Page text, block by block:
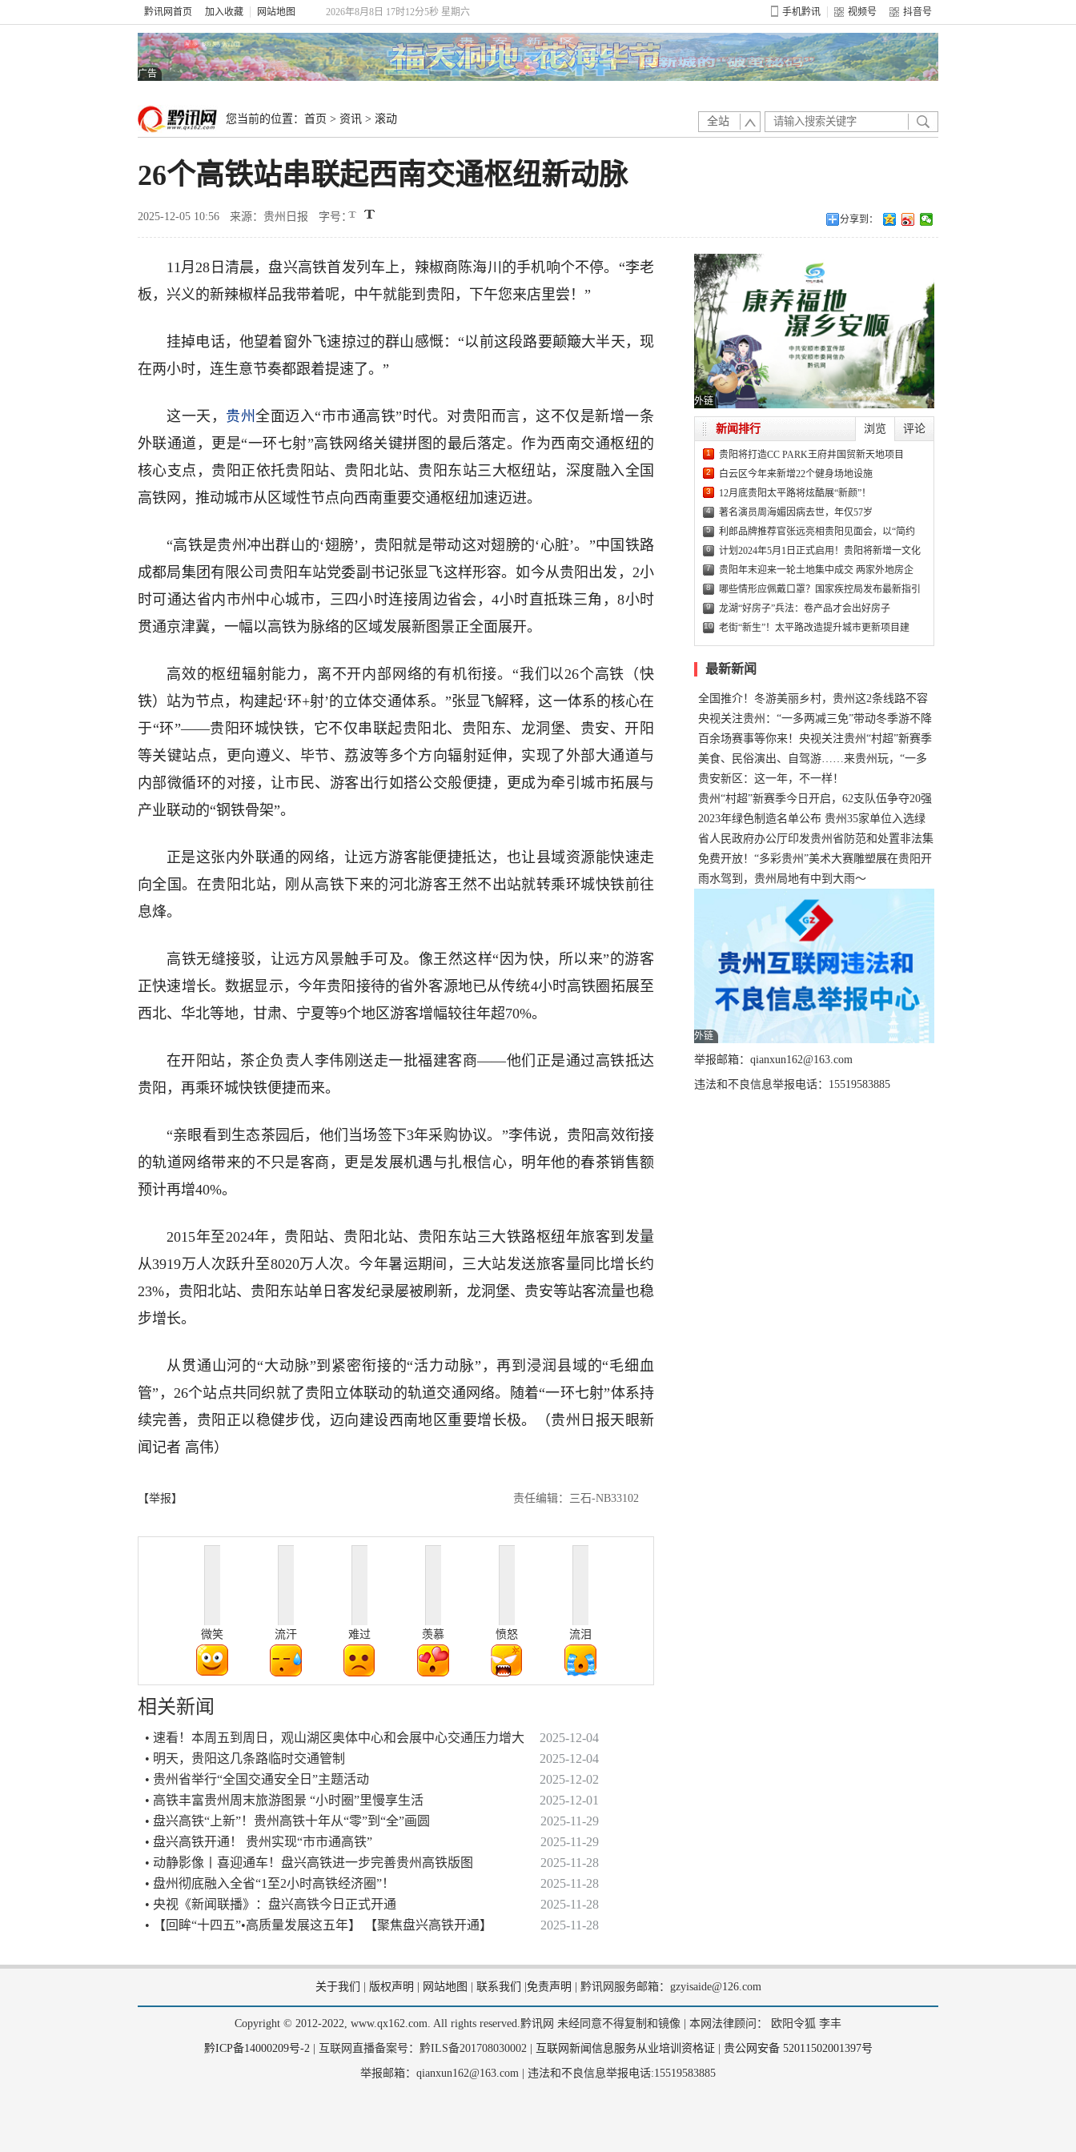
黔讯网首页 加入收藏 网站地图 2026年8月8日 17时12分5秒 星期六 手机黔讯 视频号 抖音号
广告
您当前的位置： 首页 > 资讯 > 滚动 全站
26个高铁站串联起西南交通枢纽新动脉
2025-12-05 10:56 来源：贵州日报 字号： 分享到：
11月28日清晨，盘兴高铁首发列车上，辣椒商陈海川的手机响个不停。“李老
板，兴义的新辣椒样品我带着呢，中午就能到贵阳，下午您来店里尝！”
挂掉电话，他望着窗外飞速掠过的群山感慨：“以前这段路要颠簸大半天，现
在两小时，连生意节奏都跟着提速了。”
这一天， 贵州全面迈入“市市通高铁”时代。对贵阳而言，这不仅是新增一条
外联通道，更是“一环七射”高铁网络关键拼图的最后落定。作为西南交通枢纽的
核心支点，贵阳正依托贵阳站、贵阳北站、贵阳东站三大枢纽站，深度融入全国
高铁网，推动城市从区域性节点向西南重要交通枢纽加速迈进。
“高铁是贵州冲出群山的‘翅膀’，贵阳就是带动这对翅膀的‘心脏’。”中国铁路
成都局集团有限公司贵阳车站党委副书记张显飞这样形容。如今从贵阳出发，2小
时可通达省内市州中心城市，三四小时连接周边省会，4小时直抵珠三角，8小时
贯通京津冀，一幅以高铁为脉络的区域发展新图景正全面展开。
高效的枢纽辐射能力，离不开内部网络的有机衔接。“我们以26个高铁（快
铁）站为节点，构建起‘环+射’的立体交通体系。”张显飞解释，这一体系的核心在
于“环”——贵阳环城快铁，它不仅串联起贵阳北、贵阳东、龙洞堡、贵安、开阳
等关键站点，更向遵义、毕节、荔波等多个方向辐射延伸，实现了外部大通道与
内部微循环的对接，让市民、游客出行如搭公交般便捷，更成为牵引城市拓展与
产业联动的“钢铁骨架”。
正是这张内外联通的网络，让远方游客能便捷抵达，也让县域资源能快速走
向全国。在贵阳北站，刚从高铁下来的河北游客王然不出站就转乘环城快铁前往
息烽。
高铁无缝接驳，让远方风景触手可及。像王然这样“因为快，所以来”的游客
正快速增长。数据显示，今年贵阳接待的省外客源地已从传统4小时高铁圈拓展至
西北、华北等地，甘肃、宁夏等9个地区游客增幅较往年超70%。
在开阳站，茶企负责人李伟刚送走一批福建客商——他们正是通过高铁抵达
贵阳，再乘环城快铁便捷而来。
“亲眼看到生态茶园后，他们当场签下3年采购协议。”李伟说，贵阳高效衔接
的轨道网络带来的不只是客商，更是发展机遇与扎根信心，明年他的春茶销售额
预计再增40%。
2015年至2024年，贵阳站、贵阳北站、贵阳东站三大铁路枢纽年旅客到发量
从3919万人次跃升至8020万人次。今年暑运期间，三大站发送旅客量同比增长约
23%，贵阳北站、贵阳东站单日客发纪录屡被刷新，龙洞堡、贵安等站客流量也稳
步增长。
从贯通山河的“大动脉”到紧密衔接的“活力动脉”，再到浸润县域的“毛细血
管”，26个站点共同织就了贵阳立体联动的轨道交通网络。随着“一环七射”体系持
续完善，贵阳正以稳健步伐，迈向建设西南地区重要增长极。（贵州日报天眼新
闻记者 高伟）
【举报】 责任编辑：三石-NB33102
微笑 流汗 难过 羡慕 愤怒 流泪
相关新闻
• 速看！本周五到周日，观山湖区奥体中心和会展中心交通压力增大
2025-12-04
• 明天，贵阳这几条路临时交通管制
2025-12-04
• 贵州省举行“全国交通安全日”主题活动
2025-12-02
• 高铁丰富贵州周末旅游图景 “小时圈”里慢享生活
2025-12-01
• 盘兴高铁“上新”！贵州高铁十年从“零”到“全”画圆
2025-11-29
• 盘兴高铁开通！ 贵州实现“市市通高铁”
2025-11-29
• 动静影像丨喜迎通车！盘兴高铁进一步完善贵州高铁版图
2025-11-28
• 盘州彻底融入全省“1至2小时高铁经济圈”！
2025-11-28
• 央视《新闻联播》：盘兴高铁今日正式开通
2025-11-28
• 【回眸“十四五”•高质量发展这五年】 【聚焦盘兴高铁开通】
2025-11-28
外链
浏览 评论
新闻排行
1 贵阳将打造CC PARK王府井国贸新天地项目
2 白云区今年来新增22个健身场地设施
3 12月底贵阳太平路将炫酷展“新颜”！
4 著名演员周海媚因病去世，年仅57岁
5 利郎品牌推荐官张远亮相贵阳见面会，以“简约
6 计划2024年5月1日正式启用！贵阳将新增一文化
7 贵阳年末迎来一轮土地集中成交 两家外地房企
8 哪些情形应佩戴口罩？国家疾控局发布最新指引
9 龙湖“好房子”兵法：卷产品才会出好房子
10 老街“新生”！太平路改造提升城市更新项目建
最新新闻
全国推介！冬游美丽乡村，贵州这2条线路不容
错过
央视关注贵州：“一多两减三免”带动冬季游不降
温
百余场赛事等你来！央视关注贵州“村超”新赛季
正式“打响”
美食、民俗演出、自驾游……来贵州玩，“一多
两减三免”！
贵安新区：这一年，不一样！
贵州“村超”新赛季今日开启，62支队伍争夺20强
名额
2023年绿色制造名单公布 贵州35家单位入选绿
色工厂
省人民政府办公厅印发贵州省防范和处置非法集
资工作实施细则
免费开放！“多彩贵州”美术大赛雕塑展在贵阳开
展，持续至1月19日
雨水驾到，贵州局地有中到大雨～
外链
举报邮箱：qianxun162@163.com
违法和不良信息举报电话：15519583885
关于我们 版权声明 网站地图 联系我们 免责声明 黔讯网服务邮箱：gzyisaide@126.com
Copyright © 2012-2022, www.qx162.com. All rights reserved.黔讯网 未经同意不得复制和镜像 | 本网法律顾问： 欧阳令狐 李丰
黔ICP备14000209号-2| 互联网直播备案号：黔ILS备201708030002 | 互联网新闻信息服务从业培训资格证 贵公网安备 52011502001397号
举报邮箱：qianxun162@163.com | 违法和不良信息举报电话:15519583885